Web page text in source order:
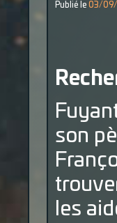
Publié le 03/
son
les